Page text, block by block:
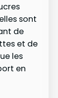
sont
de
et de
les
en